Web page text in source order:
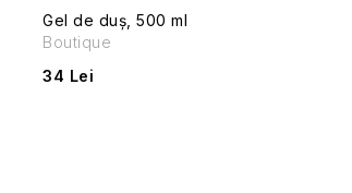
Gel de duș, 500 ml
34 Lei
Boutique